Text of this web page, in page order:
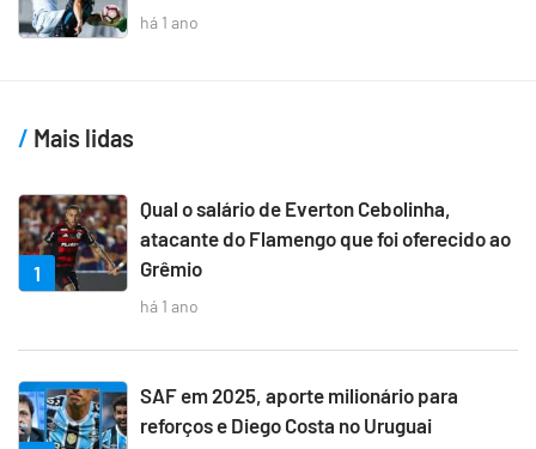
há 1 ano
Mais lidas
1
Qual o salário de Everton Cebolinha,
atacante do Flamengo que foi oferecido ao
Grêmio
há 1 ano
SAF em 2025, aporte milionário para
reforços e Diego Costa no Uruguai